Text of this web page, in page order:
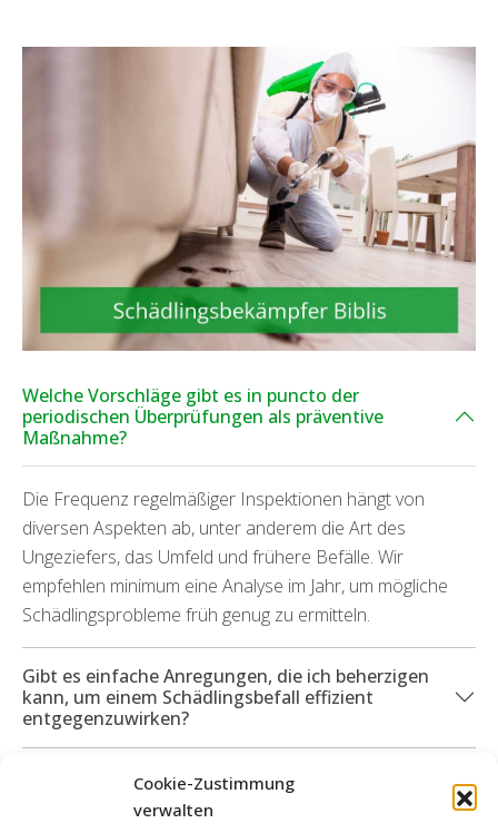
Cookie-Zustimmung
verwalten
Welche Vorschläge gibt es in puncto der
periodischen Überprüfungen als präventive
Maßnahme?
Die Frequenz regelmäßiger Inspektionen hängt von
diversen Aspekten ab, unter anderem die Art des
Ungeziefers, das Umfeld und frühere Befälle. Wir
empfehlen minimum eine Analyse im Jahr, um mögliche
Schädlingsprobleme früh genug zu ermitteln.
Gibt es einfache Anregungen, die ich beherzigen
kann, um einem Schädlingsbefall effizient
entgegenzuwirken?
Können Sie mich außerdem bei durch verschiedene
Insektenarten aufgetretenen Beschädigungen
unterstützen?